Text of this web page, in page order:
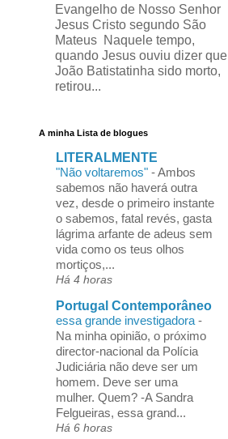
Evangelho de Nosso Senhor
Jesus Cristo segundo São
Mateus Naquele tempo,
quando Jesus ouviu dizer que
João Batistatinha sido morto,
retirou...
A minha Lista de blogues
LITERALMENTE
"Não voltaremos" -Ambos
sabemos não haverá outra
vez, desde o primeiro instante
o sabemos, fatal revés, gasta
lágrima arfante de adeus sem
vida como os teus olhos
mortiços,...
Há 4 horas
Portugal Contemporâneo
essa grande investigadora -
Na minha opinião, o próximo
director-nacional da Polícia
Judiciária não deve ser um
homem. Deve ser uma
mulher. Quem? -A Sandra
Felgueiras, essa grand...
Há 6 horas